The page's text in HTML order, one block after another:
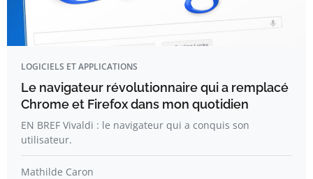
LOGICIELS ET APPLICATIONS
Le navigateur révolutionnaire qui a remplacé
Chrome et Firefox dans mon quotidien
EN BREF Vivaldi : le navigateur qui a conquis son
utilisateur.
Mathilde Caron